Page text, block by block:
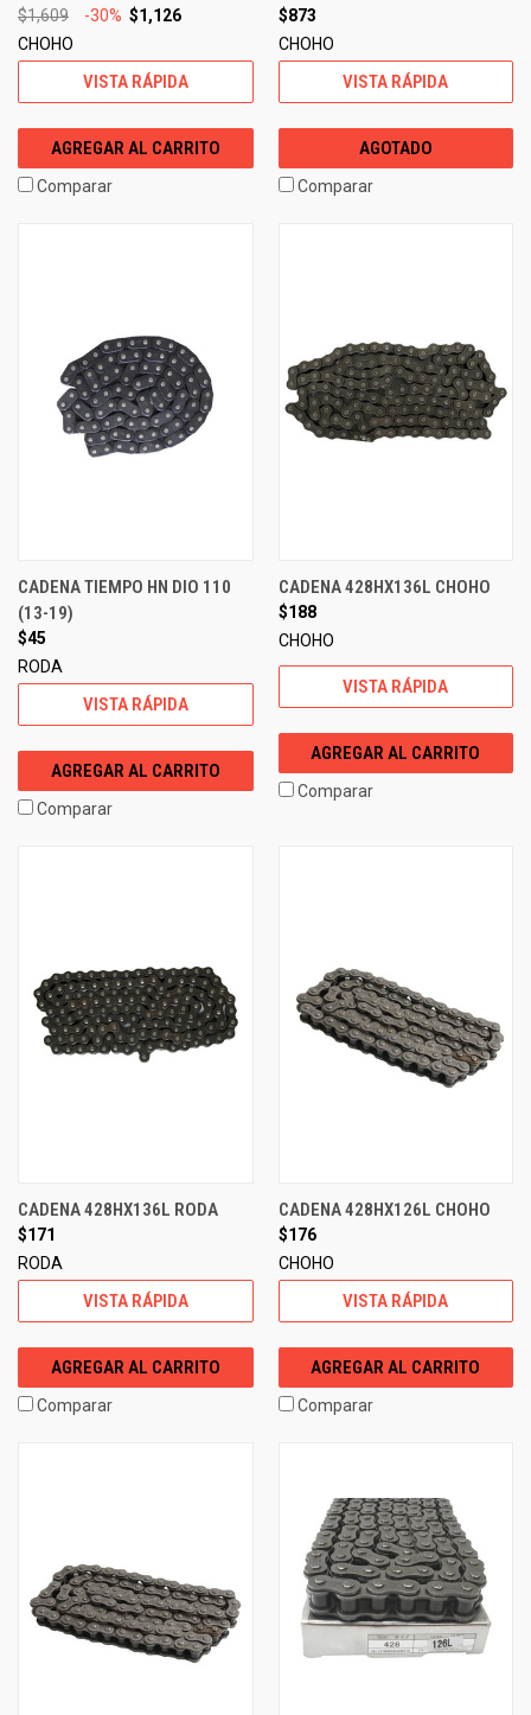
$1,609 -30% $1,126
CHOHO
VISTA RÁPIDA
AGREGAR AL CARRITO
Comparar
$873
CHOHO
VISTA RÁPIDA
AGOTADO
Comparar
CADENA TIEMPO HN DIO 110
(13-19)
$45
RODA
VISTA RÁPIDA
AGREGAR AL CARRITO
Comparar
CADENA 428HX136L CHOHO
$188
CHOHO
VISTA RÁPIDA
AGREGAR AL CARRITO
Comparar
CADENA 428HX136L RODA
$171
RODA
VISTA RÁPIDA
AGREGAR AL CARRITO
Comparar
CADENA 428HX126L CHOHO
$176
CHOHO
VISTA RÁPIDA
AGREGAR AL CARRITO
Comparar